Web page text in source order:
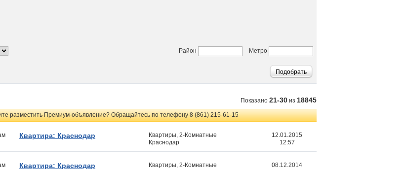
Район Метро
Показано 21-30 из 18845
разместить Премиум-объявление? Обращайтесь по телефону 8 (861) 215-61-15
Квартира: Краснодар
Квартиры, 2-Комнатные
Краснодар
12.01.2015
12:57
Квартира: Краснодар
Квартиры, 2-Комнатные
08.12.2014